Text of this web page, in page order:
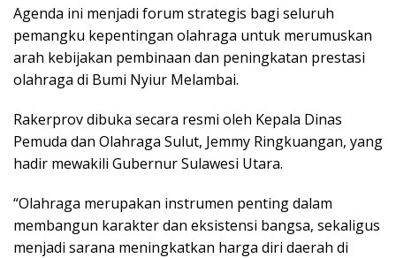
Agenda ini menjadi forum strategis bagi seluruh
pemangku kepentingan olahraga untuk merumuskan
arah kebijakan pembinaan dan peningkatan prestasi
olahraga di Bumi Nyiur Melambai.
Rakerprov dibuka secara resmi oleh Kepala Dinas
Pemuda dan Olahraga Sulut, Jemmy Ringkuangan, yang
hadir mewakili Gubernur Sulawesi Utara.
“Olahraga merupakan instrumen penting dalam
membangun karakter dan eksistensi bangsa, sekaligus
menjadi sarana meningkatkan harga diri daerah di